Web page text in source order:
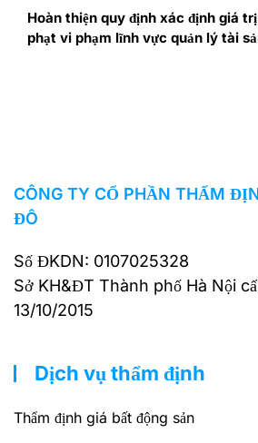
Hoàn thiện quy định xác định giá
phạt vi phạm lĩnh vực quản lý tài
CÔNG TY CỔ PHẦN THẨM
ĐÔ
Số ĐKDN: 0107025328
Sở KH&ĐT Thành phố Hà Nội
13/10/2015
Dịch vụ thẩm định
Thẩm định giá bất động sản